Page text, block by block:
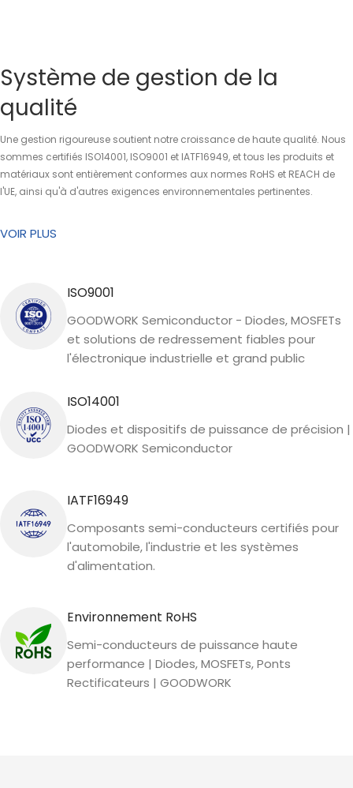
Système de gestion de la
qualité
Une gestion rigoureuse soutient notre croissance de haute qualité. Nous
sommes certifiés ISO14001, ISO9001 et IATF16949, et tous les produits et
matériaux sont entièrement conformes aux normes RoHS et REACH de
l'UE, ainsi qu'à d'autres exigences environnementales pertinentes.
VOIR PLUS
ISO9001
GOODWORK Semiconductor - Diodes, MOSFETs
et solutions de redressement fiables pour
l'électronique industrielle et grand public
ISO14001
Diodes et dispositifs de puissance de précision |
GOODWORK Semiconductor
IATF16949
Composants semi-conducteurs certifiés pour
l'automobile, l'industrie et les systèmes
d'alimentation.
Environnement RoHS
Semi-conducteurs de puissance haute
performance | Diodes, MOSFETs, Ponts
Rectificateurs | GOODWORK